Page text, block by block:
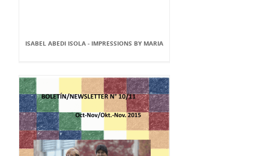
ISABEL ABEDI ISOLA - IMPRESSIONS BY MARIA